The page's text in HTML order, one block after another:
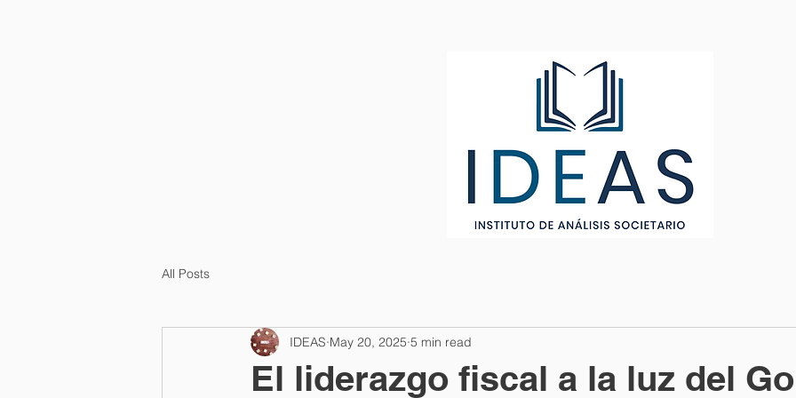
All Posts
El liderazgo fiscal a la luz del
IDEAS May 20, 2025 5 min read